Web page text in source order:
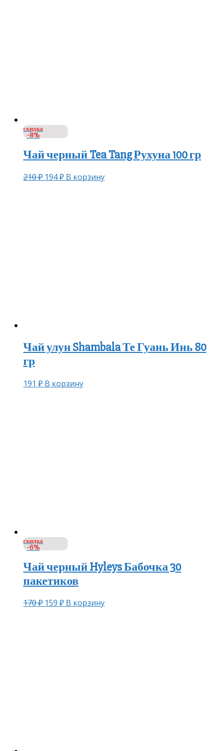
скидка
-8%
Чай черный Tea Tang Рухуна 100 гр
210₽ 194₽ В корзину
Чай улун Shambala Те Гуань Инь 80
гр
191 ₽ В корзину
скидка
-6%
Чай черный Hyleys Бабочка 30
пакетиков
170₽ 159 ₽ В корзину